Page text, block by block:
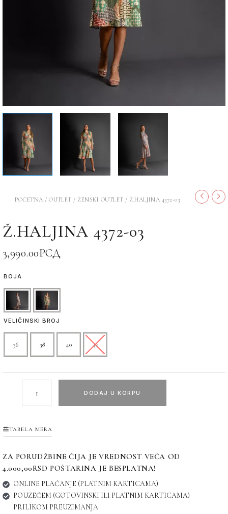
POČETNA /OUTLET /ŽENSKI OUTLET / Ž.HALJINA 4372-03
Ž.HALJINA 4372-03
3,990.00РСД
BOJA
VELIČINSKI BROJ
36 38 40 42
DODAJ U KORPU
TABELA MERA
ZA PORUDŽBINE ČIJA JE VREDNOST VEĆA OD
4.000,00RSD POŠTARINA JE BESPLATNA!
ONLINE PLAĆANJE (PLATNIM KARTICAMA)
POUZEĆEM (GOTOVINSKI ILI PLATNIM KARTICAMA)
PRILIKOM PREUZIMANJA